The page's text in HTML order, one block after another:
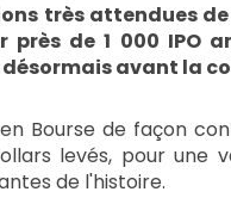
très attendues
de 1 000 IPO
désormais avant la
Bourse de façon
levés, pour une
de l'histoire.